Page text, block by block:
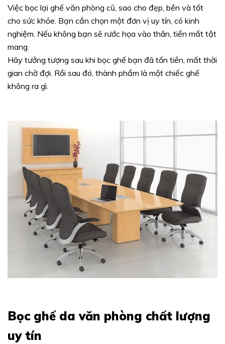
Việc bọc lại ghế văn phòng cũ, sao cho đẹp, bền và tốt
cho sức khỏe. Bạn cần chọn một đơn vị uy tín, có kinh
nghiệm. Nếu không bạn sẽ rước họa vào thân, tiền mất tật
mang.
Hãy tưởng tượng sau khi bọc ghế bạn đã tốn tiền, mất thời
gian chờ đợi. Rồi sau đó, thành phẩm là một chiếc ghế
không ra gì.
Bọc ghế da văn phòng chất lượng
uy tín